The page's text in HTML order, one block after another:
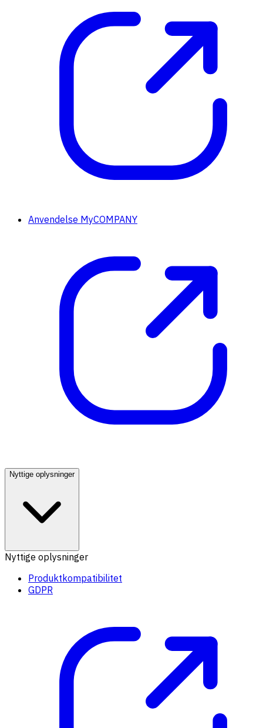
Anvendelse MyCOMPANY
Nyttige oplysninger
Nyttige oplysninger
Produktkompatibilitet
GDPR